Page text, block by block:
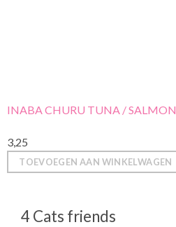
INABA CHURU TUNA / SALMON
3,25
TOEVOEGEN AAN WINKELWAGEN
4 Cats friends